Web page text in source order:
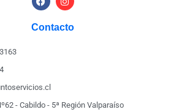
Contacto
- Cabildo - 5ª Región Valparaíso